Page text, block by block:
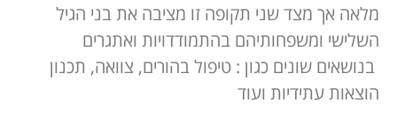
מלאה אך מצד שני תקופה זו מציבה את בני הגיל
השלישי ומשפחותיהם בהתמודדויות ואתגרים
בנושאים שונים כגון : טיפול בהורים, צוואה, תכנון
הוצאות עתידיות ועוד